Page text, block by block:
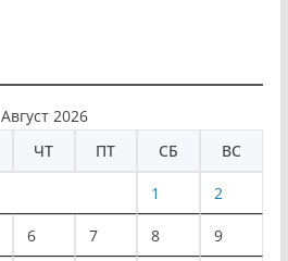
Август 2026
ЧТ ПТ СБ ВС
1 2
6 7 8 9